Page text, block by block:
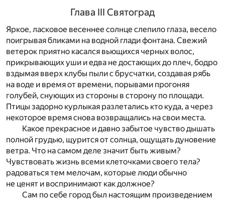
Глава III Святоград
Яркое, ласковое весеннее солнце слепило глаза, весело
поигрывая бликами на водной глади фонтана. Свежий
ветерок приятно касался вьющихся черных волос,
прикрывающих уши и едва не достающих до плеч, бодро
вздымая вверх клубы пыли с брусчатки, создавая рябь
на воде и время от времени, порывами прогоняя
голубей, снующих из стороны в сторону по площади.
Птицы задорно курлыкая разлетались кто куда, а через
некоторое время снова возвращались на свои места.
Какое прекрасное и давно забытое чувство дышать
полной грудью, щурится от солнца, ощущать дуновение
ветра. Что на самом деле значит быть живым?
Чувствовать жизнь всеми клеточками своего тела?
радоваться тем мелочам, которые люди обычно
не ценят и воспринимают как должное?
Сам по себе город был настоящим произведением